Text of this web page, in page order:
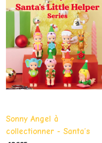
Sonny Angel à
collectionner - Santa’s